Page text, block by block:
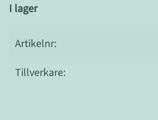
I lager
Artikelnr:
Tillverkare: